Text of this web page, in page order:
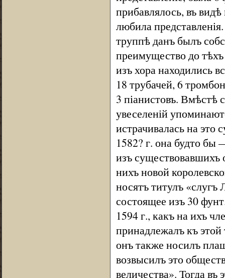
прибавлялось, въ
любила
труппѣ данъ былъ
преимущество до
изъ хора находились
18 трубачей, 6
3 піанистовъ. Вмѣстѣ
увеселеній
истрачивалась на
1582? г. она будто бы
изъ существовавшихъ
нихъ новой
носятъ титулъ
состоящее изъ 30
1594 г., какъ на ихъ
принадлежалъ къ
онъ также носилъ
возвысилъ это
величества». Тогда